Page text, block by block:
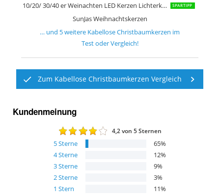
10/20/ 30/40 er Weinachten LED Kerzen Lichterkette Kerzen Weihnachtskerzen Weihnachtsbaum Kerzen mit Fernbedienung Kabellos (Weiss, 10er)
SPARTIPP
SunJas Weihnachtskerzen
… und 5weitere Kabellose Christbaumkerzen im
Test oder Vergleich!
Zum Kabellose Christbaumkerzen Vergleich
Kundenmeinung
4,2von 5 Sternen
5Sterne 65%
4Sterne 12%
3Sterne 9%
2Sterne 3%
1 Stern 11%